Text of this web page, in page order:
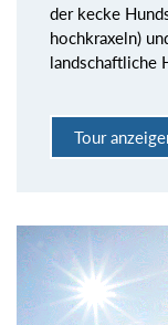
der kecke
hochkraxeln)
landschaftliche
Tour